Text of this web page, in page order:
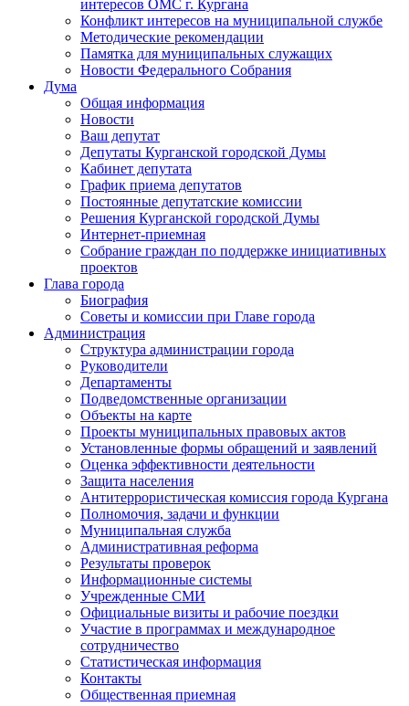
интересов ОМС г. Кургана
Конфликт интересов на муниципальной службе
Методические рекомендации
Памятка для муниципальных служащих
Новости Федерального Cобрания
Дума
Общая информация
Новости
Ваш депутат
Депутаты Курганской городской Думы
Кабинет депутата
График приема депутатов
Постоянные депутатские комиссии
Решения Курганской городской Думы
Интернет-приемная
Собрание граждан по поддержке инициативных
проектов
Глава города
Биография
Советы и комиссии при Главе города
Администрация
Структура администрации города
Руководители
Департаменты
Подведомственные организации
Объекты на карте
Проекты муниципальных правовых актов
Установленные формы обращений и заявлений
Оценка эффективности деятельности
Защита населения
Антитеррористическая комиссия города Кургана
Полномочия, задачи и функции
Муниципальная служба
Административная реформа
Результаты проверок
Информационные системы
Учрежденные СМИ
Официальные визиты и рабочие поездки
Участие в программах и международное
сотрудничество
Статистическая информация
Контакты
Общественная приемная